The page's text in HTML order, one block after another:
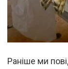
Раніше ми